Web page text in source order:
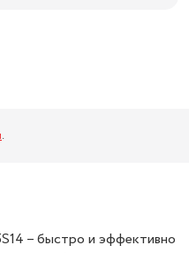
.
– быстро и эффективно